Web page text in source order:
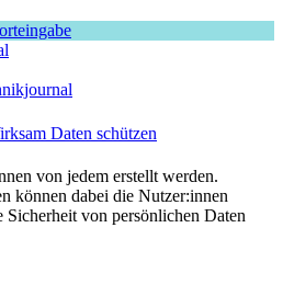
Daten schützen
von jedem erstellt werden.
können dabei die Nutzer:innen
Sicherheit von persönlichen Daten